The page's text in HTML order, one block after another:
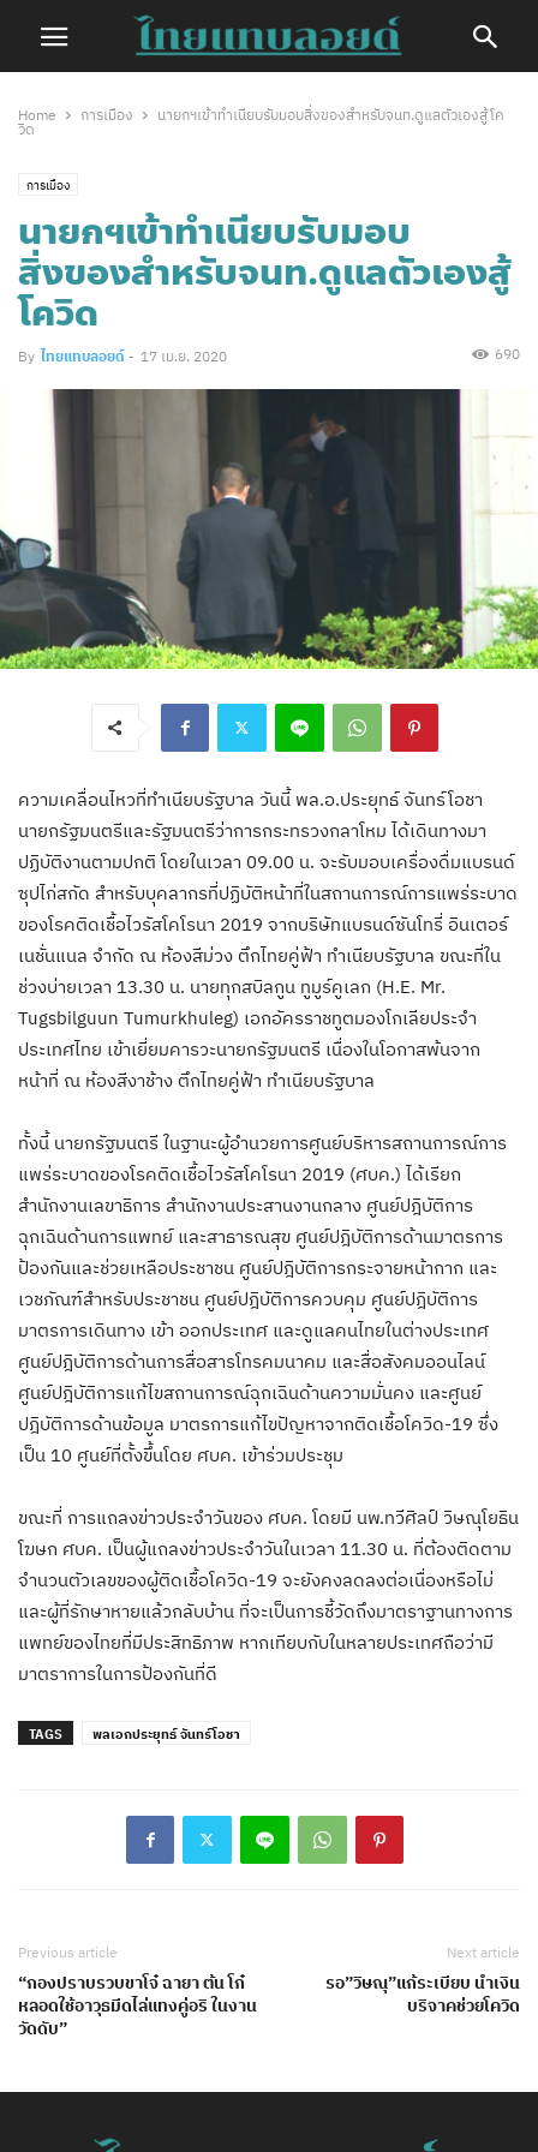
Home การเมือง
นายกฯเข้าทำเนียบรับมอบสิ่งของสำหรับจนท.ดูแลตัวเองสู้โค
วิด
การเมือง
นายกฯเข้าทำเนียบรับมอบ
สิ่งของสำหรับจนท.ดูแลตัวเองสู้
โควิด
By ไทยแทบลอยด์ - 17 เม.ย. 2020 690
ความเคลื่อนไหวที่ทำเนียบรัฐบาล วันนี้ พล.อ.ประยุทธ์ จันทร์โอชา
นายกรัฐมนตรีและรัฐมนตรีว่าการกระทรวงกลาโหม ได้เดินทางมา
ปฏิบัติงานตามปกติ โดยในเวลา 09.00 น. จะรับมอบเครื่องดื่มแบรนด์
ซุปไก่สกัด สำหรับบุคลากรที่ปฏิบัติหน้าที่ในสถานการณ์การแพร่ระบาด
ของโรคติดเชื้อไวรัสโคโรนา 2019 จากบริษัทแบรนด์ซันโทรี่ อินเตอร์
เนชั่นแนล จำกัด ณ ห้องสีม่วง ตึกไทยคู่ฟ้า ทำเนียบรัฐบาล ขณะที่ใน
ช่วงบ่ายเวลา 13.30 น. นายทุกสบิลกูน ทูมูร์คูเลก (H.E. Mr.
Tugsbilguun Tumurkhuleg) เอกอัครราชทูตมองโกเลียประจำ
ประเทศไทย เข้าเยี่ยมคารวะนายกรัฐมนตรี เนื่องในโอกาสพ้นจาก
หน้าที่ ณ ห้องสีงาช้าง ตึกไทยคู่ฟ้า ทำเนียบรัฐบาล
ทั้งนี้ นายกรัฐมนตรี ในฐานะผู้อำนวยการศูนย์บริหารสถานการณ์การ
แพร่ระบาดของโรคติดเชื้อไวรัสโคโรนา 2019 (ศบค.) ได้เรียก
สำนักงานเลขาธิการ สำนักงานประสานงานกลาง ศูนย์ปฎิบัติการ
ฉุกเฉินด้านการแพทย์ และสาธารณสุข ศูนย์ปฎิบัติการด้านมาตรการ
ป้องกันและช่วยเหลือประชาชน ศูนย์ปฎิบัติการกระจายหน้ากาก และ
เวชภัณฑ์สำหรับประชาชน ศูนย์ปฎิบัติการควบคุม ศูนย์ปฎิบัติการ
มาตรการเดินทาง เข้า ออกประเทศ และดูแลคนไทยในต่างประเทศ
ศูนย์ปฎิบัติการด้านการสื่อสารโทรคมนาคม และสื่อสังคมออนไลน์
ศูนย์ปฎิบัติการแก้ไขสถานการณ์ฉุกเฉินด้านความมั่นคง และศูนย์
ปฎิบัติการด้านข้อมูล มาตรการแก้ไขปัญหาจากติดเชื้อโควิด-19 ซึ่ง
เป็น 10 ศูนย์ที่ตั้งขึ้นโดย ศบค. เข้าร่วมประชุม
ขณะที่ การแถลงข่าวประจำวันของ ศบค. โดยมี นพ.ทวีศิลป์ วิษณุโยธิน
โฆษก ศบค. เป็นผู้แถลงข่าวประจำวันในเวลา 11.30 น. ที่ต้องติดตาม
จำนวนตัวเลขของผู้ติดเชื้อโควิด-19 จะยังคงลดลงต่อเนื่องหรือไม่
และผู้ที่รักษาหายแล้วกลับบ้าน ที่จะเป็นการชี้วัดถึงมาตราฐานทางการ
แพทย์ของไทยที่มีประสิทธิภาพ หากเทียบกับในหลายประเทศถือว่ามี
มาตราการในการป้องกันที่ดี
TAGS พลเอกประยุทธ์ จันทร์โอชา
Previous article
“กองปราบรวบขาโจ๋ ฉายา ต้น โก๋
หลอดใช้อาวุธมีดไล่แทงคู่อริ ในงาน
วัดดับ”
Next article
รอ”วิษณุ”แก้ระเบียบ นำเงิน
บริจาคช่วยโควิด